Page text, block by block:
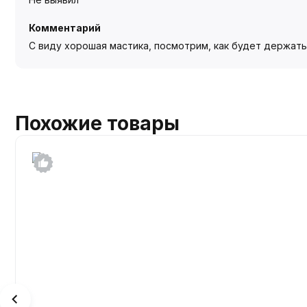
Комментарий
С виду хорошая мастика, посмотрим, как будет
Похожие товары